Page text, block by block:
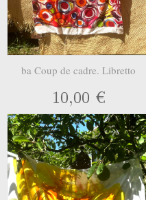
ba Coup de cadre. Libretto
10,00 €